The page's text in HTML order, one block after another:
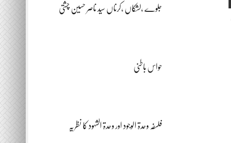
جلوے ،لشکاں ،کرناں سید ناصر حسین چشتی
حواس باطنی
فلسفہ وحدۃ الوجود اور وحدۃ الشہود کا نظریہ